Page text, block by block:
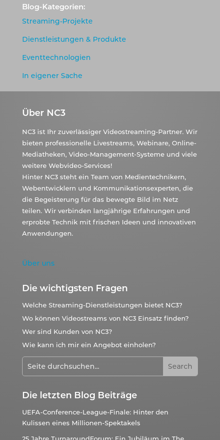
Blog-Kategorien:
Streaming-Projekte
Dienstleistungen & Produkte
Eventtechnologien
In eigener Sache
Über NC3
NC3 ist Ihr zuverlässiger Videostreaming-Partner. Wir
bieten professionelle Livestreams, Webinare, Online-
Mediatheken, Video-Management-Systeme und viele
weitere Webvideo-Services!
Hinter NC3 steht ein Team von Medientechnikern,
Webentwicklern und Kommunikationsexperten, die
die Begeisterung für das bewegte Bild im Netz
teilen. Wir verbinden langjährige Erfahrungen und
erprobte Technik mit frischen Ideen und innovativen
Anwendungen.
Über uns
Die wichtigsten Fragen
Welche Streaming-Dienstleistungen bietet NC3?
Wo können Videostreams von NC3 Einsatz finden?
Wer sind Kunden von NC3?
Wie kann ich mir ein Angebot einholen?
Die letzten Blog Beiträge
UEFA-Conference-League-Finale: Hinter den
Kulissen eines Millionen-Spektakels